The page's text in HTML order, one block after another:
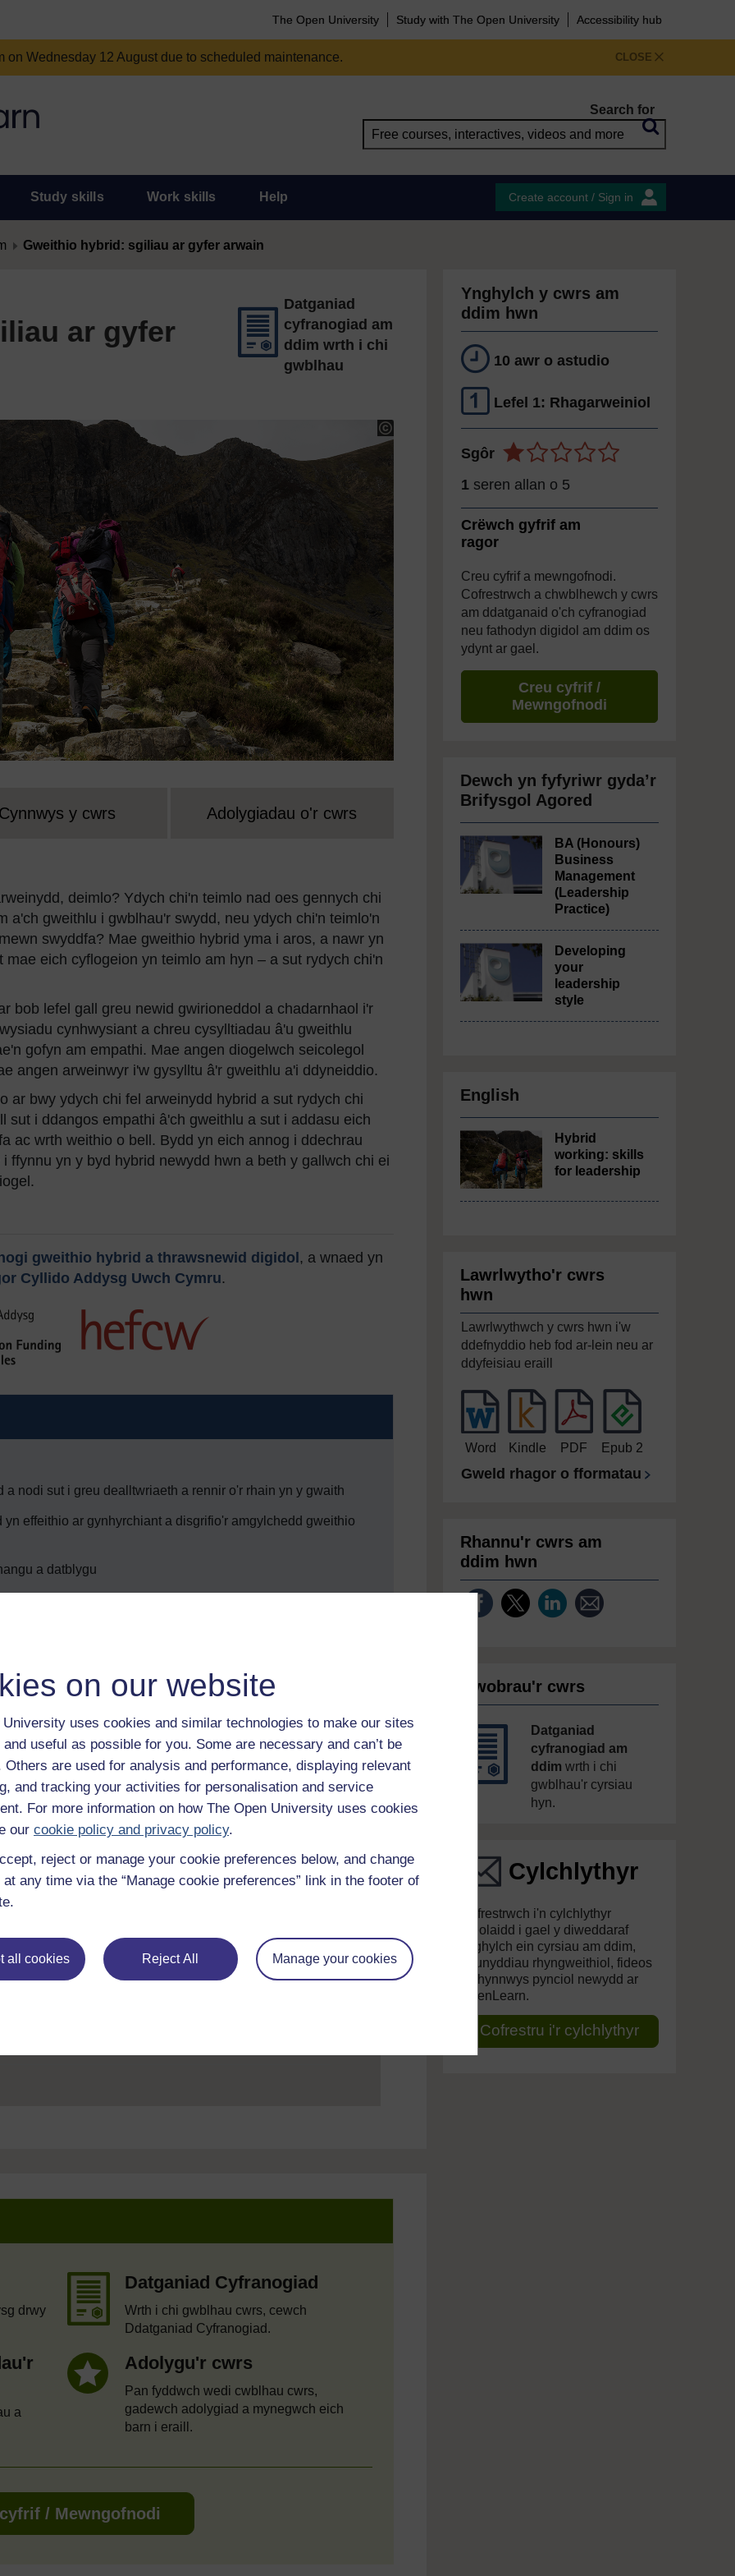
on our website
University uses cookies and similar technologies to make our sites
useful as possible for you. Some are necessary and can’t be
Others are used for analysis and performance, displaying relevant
and tracking your activities for personalisation and service
For more information on how The Open University uses cookies
our cookie policy and privacy policy.
reject or manage your cookie preferences below, and change
any time via the “Manage cookie preferences” link in the footer of
all cookies Reject All Manage your cookies
The Open University Study with The Open University Accessibility hub
CLOSE
Wednesday 12 August due to scheduled maintenance.
Search for
Study skills Work skills Help Create account / Sign in
Gweithio hybrid: sgiliau ar gyfer arwain
ar gyfer
Datganiad
cyfranogiad am
ddim wrth i chi
gwblhau
Cynnwys y cwrs Adolygiadau o'r cwrs
deimlo? Ydych chi'n teimlo nad oes gennych chi
a'ch gweithlu i gwblhau'r swydd, neu ydych chi'n teimlo'n
swyddfa? Mae gweithio hybrid yma i aros, a nawr yn
eich cyflogeion yn teimlo am hyn – a sut rydych chi'n
bob lefel gall greu newid gwirioneddol a chadarnhaol i'r
cynhwysiant a chreu cysylltiadau â'u gweithlu
gofyn am empathi. Mae angen diogelwch seicolegol
angen arweinwyr i'w gysylltu â'r gweithlu a'i ddyneiddio.
ar bwy ydych chi fel arweinydd hybrid a sut rydych chi
sut i ddangos empathi â'ch gweithlu a sut i addasu eich
ac wrth weithio o bell. Bydd yn eich annog i ddechrau
ffynnu yn y byd hybrid newydd hwn a beth y gallwch chi ei
gweithio hybrid a thrawsnewid digidol , a wnaed yn
Cyllido Addysg Uwch Cymru.
nodi sut i greu dealltwriaeth a rennir o'r rhain yn y gwaith
effeithio ar gynhyrchiant a disgrifio'r amgylchedd gweithio
a datblygu
hybrid, gan gynnwys sut i fod yn fwy cydnerth ac yn
sut i greu atebolrwydd mewn byd hybrid
arweinydd hybrid a'i wahaniaethu rhag cydymdeimlad.
y cwrs
gwahanol adnoddau arnoch i'ch helpu chi i gwblhau rhai o'r
drwy
Datganiad Cyfranogiad
Wrth i chi gwblhau cwrs, cewch
Ddatganiad Cyfranogiad.
a
Adolygu'r cwrs
Pan fyddwch wedi cwblhau cwrs,
gadewch adolygiad a mynegwch eich
barn i eraill.
/ Mewngofnodi
Ynghylch y cwrs am
ddim hwn
10 awr o astudio
Lefel 1: Rhagarweiniol
Sgôr
1 seren allan o 5
Crëwch gyfrif am
ragor
Creu cyfrif a mewngofnodi.
Cofrestrwch a chwblhewch y cwrs
am ddatganaid o'ch cyfranogiad
neu fathodyn digidol am ddim os
ydynt ar gael.
Creu cyfrif /
Mewngofnodi
Dewch yn fyfyriwr gyda’r
Brifysgol Agored
BA (Honours)
Business
Management
(Leadership
Practice)
Developing
your
leadership
style
English
Hybrid
working: skills
for leadership
Lawrlwytho'r cwrs
hwn
Lawrlwythwch y cwrs hwn i'w
ddefnyddio heb fod ar-lein neu ar
ddyfeisiau eraill
Word Kindle PDF Epub 2
Gweld rhagor o fformatau
Rhannu'r cwrs am
ddim hwn
Gwobrau'r cwrs
Datganiad
cyfranogiad am
ddim wrth i chi
gwblhau'r cyrsiau
hyn.
Cylchlythyr
Cofrestrwch i'n cylchlythyr
rheolaidd i gael y diweddaraf
ynghylch ein cyrsiau am ddim,
deunyddiau rhyngweithiol, fideos
a chynnwys pynciol newydd ar
OpenLearn.
Cofrestru i'r cylchlythyr